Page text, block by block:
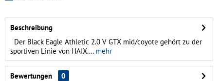
Beschreibung
Der Black Eagle Athletic 2.0 V GTX mid/coyote gehört zu der
sportiven Linie von HAIX....mehr
Bewertungen
0